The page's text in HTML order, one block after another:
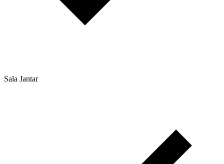
Sala Jantar